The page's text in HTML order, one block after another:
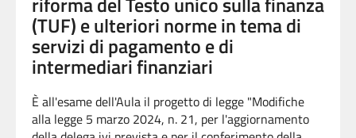
(TUF) e ulteriori norme in tema di
servizi di pagamento e di
intermediari finanziari
È all'esame dell'Aula il progetto di legge "Modifiche
alla legge 5 marzo 2024, n. 21, per l'aggiornamento